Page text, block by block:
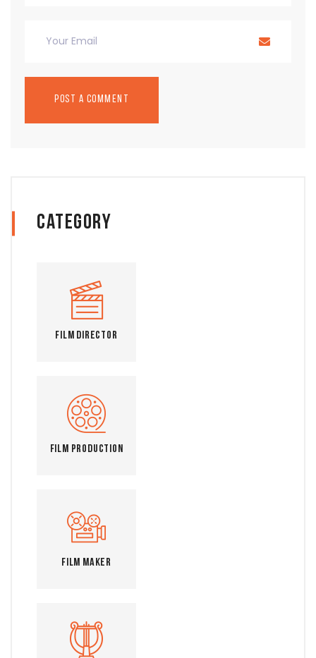
Category
Film Director
Film Production
Film Maker